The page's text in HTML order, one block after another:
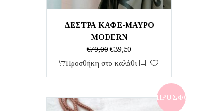
ΔΕΣΤΡΑ ΚΑΦΕ-ΜΑΥΡΟ
MODERN
€79,00 Original
price
€39,50Η
τρέχουσα
€39,50.
Προσθήκη στο καλάθι
ΠΡΟΣΦΟΡΆ!